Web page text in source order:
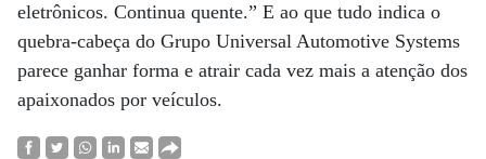
eletrônicos. Continua quente.” E ao que tudo indica o
quebra-cabeça do Grupo Universal Automotive Systems
parece ganhar forma e atrair cada vez mais a atenção dos
apaixonados por veículos.